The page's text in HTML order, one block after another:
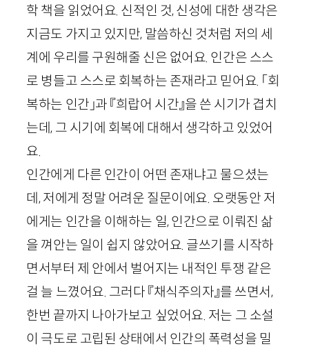
학 책을 읽었어요. 신적인 것, 신성에 대한 생각은
지금도 가지고 있지만, 말씀하신 것처럼 저의 세
계에 우리를 구원해줄 신은 없어요. 인간은 스스
로 병들고 스스로 회복하는 존재라고 믿어요. 「회
복하는 인간」과 『희랍어 시간』을 쓴 시기가 겹치
는데, 그 시기에 회복에 대해서 생각하고 있었어
요.
인간에게 다른 인간이 어떤 존재냐고 물으셨는
데, 저에게 정말 어려운 질문이에요. 오랫동안 저
에게는 인간을 이해하는 일, 인간으로 이뤄진 삶
을 껴안는 일이 쉽지 않았어요. 글쓰기를 시작하
면서부터 제 안에서 벌어지는 내적인 투쟁 같은
걸 늘 느꼈어요. 그러다 『채식주의자』를 쓰면서,
한번 끝까지 나아가보고 싶었어요. 저는 그 소설
이 극도로 고립된 상태에서 인간의 폭력성을 밀